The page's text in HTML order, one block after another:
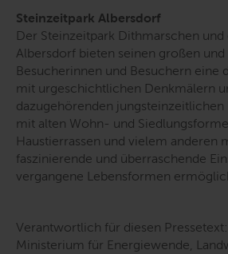
Steinzeitpark Albersdorf
Der Steinzeitpark Dithmarschen und
Albersdorf bieten seinen großen und
Besucherinnen und Besuchern eine
mit urgeschichtlichen Denkmälern
dazugehörenden jungsteinzeitlichen
mit alten Wohn- und
Haustierrassen und vielem anderen
faszinierende und überraschende
vergangene Lebensformen
Verantwortlich für diesen Pressetext:
Ministerium für Energiewende,